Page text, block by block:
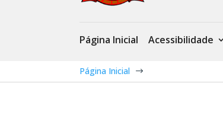
Página Inicial Acessibilidade
Página Inicial $